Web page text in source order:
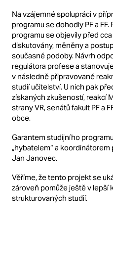
Na vzájemné spolupráci v
programu se dohodly PF a
programu se objevily před
diskutovány, měněny a
současné podoby. Návrh
regulátora profese a
v následně připravované
studií učitelství. U nich pak
získaných zkušeností, reakcí
strany VR, senátů fakult PF a
obce.
Garantem studijního
„hybatelem“ a
Jan Janovec.
Věříme, že tento projekt se
zároveň pomůže ještě v lepší
strukturovaných studií.